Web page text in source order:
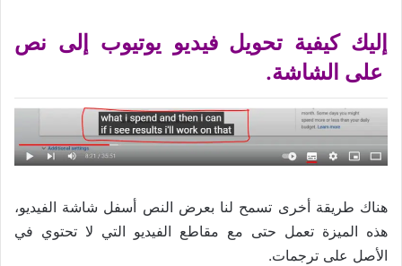
إليك كيفية تحويل فيديو يوتيوب إلى نص
على الشاشة.
هناك طريقة أخرى تسمح لنا بعرض النص أسفل شاشة الفيديو،
هذه الميزة تعمل حتى مع مقاطع الفيديو التي لا تحتوي في
الأصل على ترجمات.